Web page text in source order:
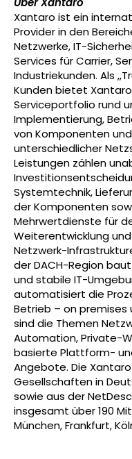
Xantaro ist ein
Provider in den
Netzwerke, IT-
Services für Carrier,
Industriekunden. Als
Kunden bietet
Serviceportfolio rund
Implementierung,
von Komponenten
unterschiedlicher
Leistungen zählen
Systemtechnik,
der Komponenten
Mehrwertdienste für
Weiterentwicklung
Netzwerk-
der DACH-Region
und stabile IT-
automatisiert die
Betrieb – on premises
sind die Themen
Automation, Private-
basierte Plattform-
Angebote. Die
Gesellschaften in
sowie aus der
insgesamt über 190
München, Frankfurt,